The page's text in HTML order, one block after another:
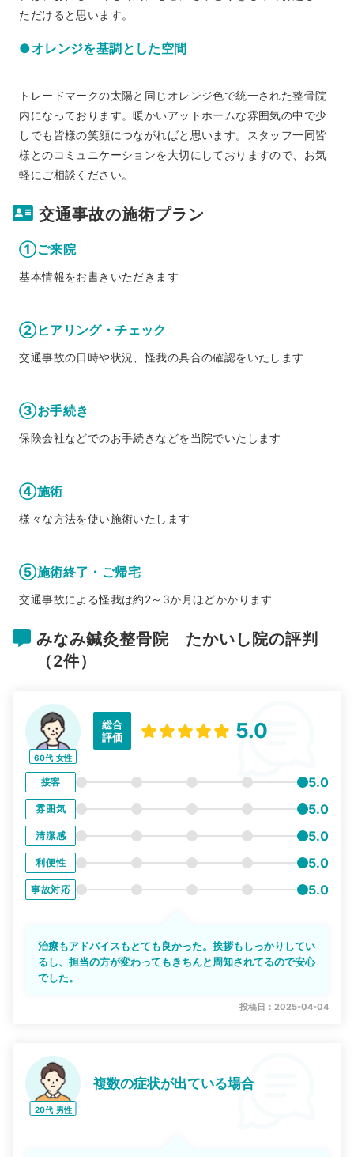
ただけると思います。
●オレンジを基調とした空間
トレードマークの太陽と同じオレンジ色で統一された整骨院
内になっております。暖かいアットホームな雰囲気の中で少
しでも皆様の笑顔につながればと思います。スタッフ一同皆
様とのコミュニケーションを大切にしておりますので、お気
軽にご相談ください。
交通事故の施術プラン
①ご来院
基本情報をお書きいただきます
②ヒアリング・チェック
交通事故の日時や状況、怪我の具合の確認をいたします
③お手続き
保険会社などでのお手続きなどを当院でいたします
④施術
様々な方法を使い施術いたします
⑤施術終了・ご帰宅
交通事故による怪我は約2～3か月ほどかかります
みなみ鍼灸整骨院 たかいし院の評判
（2件）
60代 女性
総合
評価
5.0
接客 5.0
雰囲気 5.0
清潔感 5.0
利便性 5.0
事故対応 5.0
治療もアドバイスもとても良かった。挨拶もしっかりしてい
るし、担当の方が変わってもきちんと周知されてるので安心
でした。
投稿日：2025-04-04
20代 男性
複数の症状が出ている場合